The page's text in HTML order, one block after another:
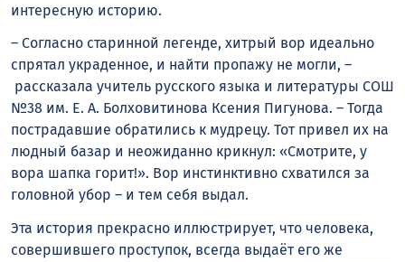
интересную историю.
– Согласно старинной легенде, хитрый вор идеально
спрятал украденное, и найти пропажу не могли, –
рассказала учитель русского языка и литературы СОШ
№38 им. Е. А. Болховитинова Ксения Пигунова. – Тогда
пострадавшие обратились к мудрецу. Тот привел их на
людный базар и неожиданно крикнул: «Смотрите, у
вора шапка горит!». Вор инстинктивно схватился за
головной убор – и тем себя выдал.
Эта история прекрасно иллюстрирует, что человека,
совершившего проступок, всегда выдаёт его же